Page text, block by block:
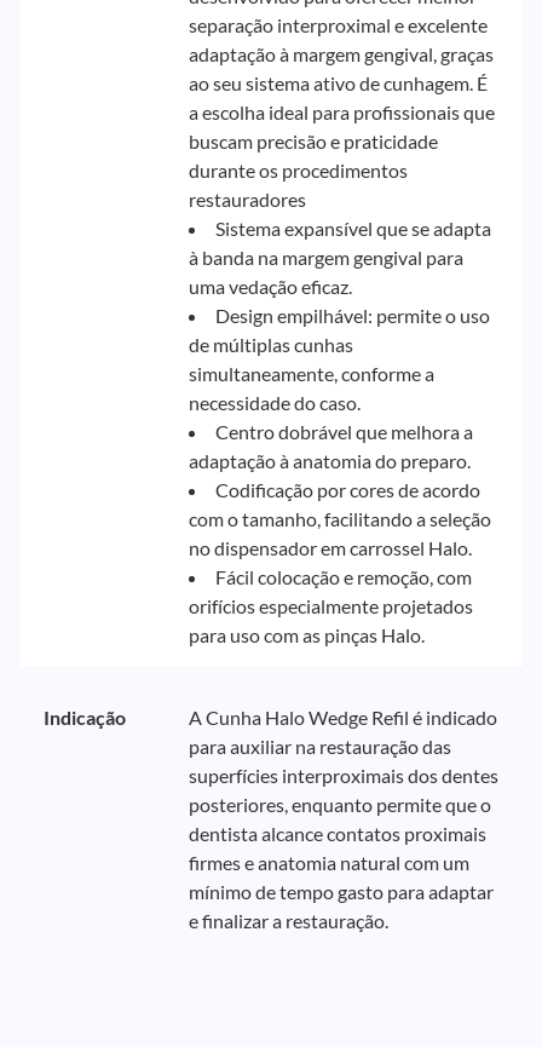
separação interproximal e excelente
adaptação à margem gengival, graças
ao seu sistema ativo de cunhagem. É
a escolha ideal para profissionais que
buscam precisão e praticidade
durante os procedimentos
restauradores
Sistema expansível que se adapta
à banda na margem gengival para
uma vedação eficaz.
Design empilhável: permite o uso
de múltiplas cunhas
simultaneamente, conforme a
necessidade do caso.
Centro dobrável que melhora a
adaptação à anatomia do preparo.
Codificação por cores de acordo
com o tamanho, facilitando a seleção
no dispensador em carrossel Halo.
Fácil colocação e remoção, com
orifícios especialmente projetados
para uso com as pinças Halo.
Indicação
A Cunha Halo Wedge Refil é indicado
para auxiliar na restauração das
superfícies interproximais dos dentes
posteriores, enquanto permite que o
dentista alcance contatos proximais
firmes e anatomia natural com um
mínimo de tempo gasto para adaptar
e finalizar a restauração.